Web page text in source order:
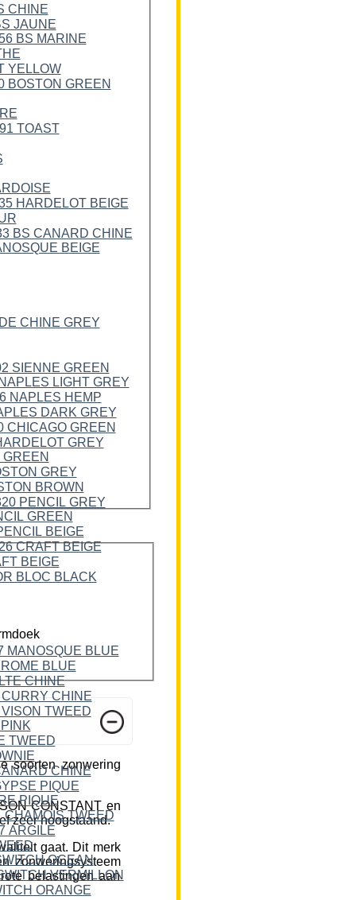
soorten zonwering
CONSTANT en
zeer hoogstaand.
gaat. Dit merk
zonweringsysteem
belastingen aan